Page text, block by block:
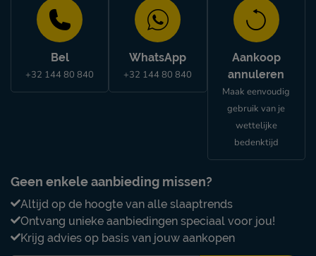
Bel
+32 144 80 840
WhatsApp
+32 144 80 840
Aankoop
annuleren
Maak eenvoudig
gebruik van je
wettelijke
bedenktijd
Geen enkele aanbieding missen?
Altijd op de hoogte van alle slaaptrends
Ontvang unieke aanbiedingen speciaal voor jou!
Krijg advies op basis van jouw aankopen